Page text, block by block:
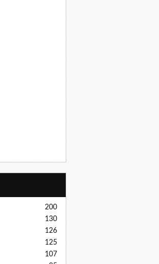
200
130
126
125
107